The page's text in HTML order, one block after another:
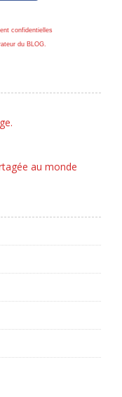
confidentielles
du BLOG.
au monde